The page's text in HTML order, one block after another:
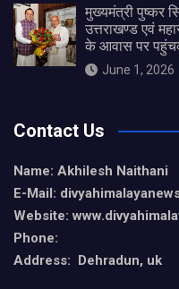
मुख्यमंत्री पुष्कर
उत्तराखण्ड एवं
के आवास पर
June 1, 2026
Contact Us
Name: Akhilesh Naithani
E-Mail:
Website:
Phone:
Address: Dehradun, uk